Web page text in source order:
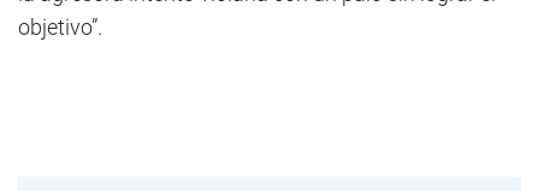
objetivo”.